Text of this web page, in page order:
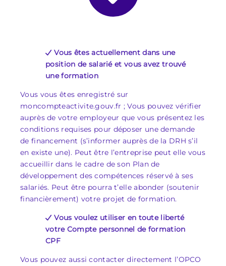
Vous êtes actuellement dans une
position de salarié et vous avez trouvé
une formation
Vous vous êtes enregistré sur
moncompteactivite.gouv.fr ; Vous pouvez vérifier
auprès de votre employeur que vous présentez les
conditions requises pour déposer une demande
de financement (s’informer auprès de la DRH s’il
en existe une). Peut être l’entreprise peut elle vous
accueillir dans le cadre de son Plan de
développement des compétences réservé à ses
salariés. Peut être pourra t’elle abonder (soutenir
financièrement) votre projet de formation.
Vous voulez utiliser en toute liberté
votre Compte personnel de formation
CPF
Vous pouvez aussi contacter directement l’OPCO